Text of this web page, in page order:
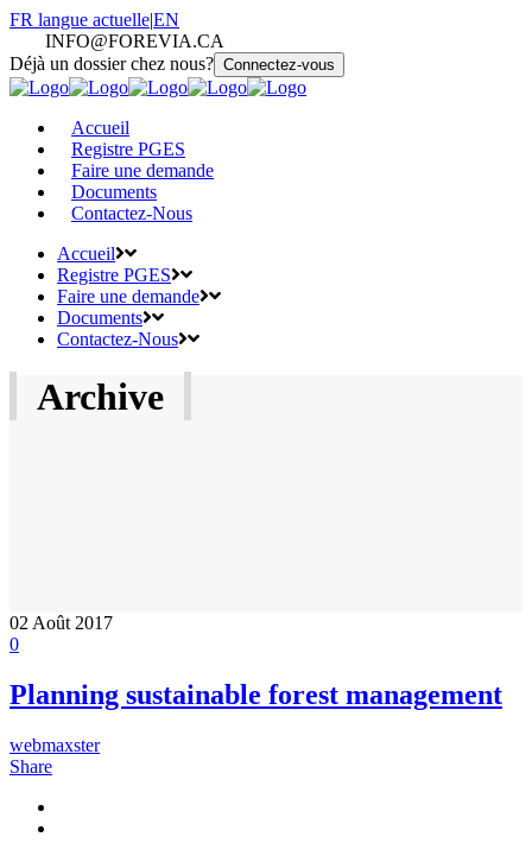
FR langue actuelle|EN
INFO@FOREVIA.CA
Déjà un dossier chez nous? Connectez-vous
Accueil
Registre PGES
Faire une demande
Documents
Contactez-Nous
Accueil
Registre PGES
Faire une demande
Documents
Contactez-Nous
Archive
02Août 2017
0
Planning sustainable forest management
webmaxster
Share